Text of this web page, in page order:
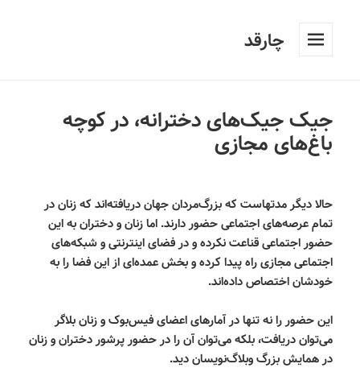
چارقد
جیک‌ جیک‌های دخترانه، در کوچه
باغ‌های مجازی
حالا دیگر مدتهاست که بزرگ‌مردان جهان دریافته‌اند که زنان در
تمام عرصه‌های اجتماعی حضور دارند. اما زنان و دختران به این
حضور اجتماعی قناعت نکرده و در فضای اینترنتی و شبکه‌های
اجتماعی مجازی راه پیدا کرده و بخش عمده‌ای از این فضا را به
خودشان اختصاص داده‌اند.
این حضور را نه تنها در آمارهای اعضای فیس‌بوک و زنان بلاگر
می‌توان دریافت، بلکه می‌توان آن را در حضور پرشور دختران و زنان
در همایش بزرگ وبلاگ‌نویسان دید.